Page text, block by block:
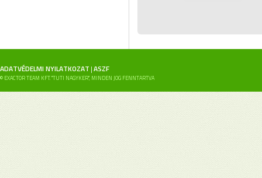
ADATVÉDELMI NYILATKOZAT |ASZF
© EXACTOR TEAM KFT. "TUTI NAGYKER", MINDEN JOG FENNTARTVA